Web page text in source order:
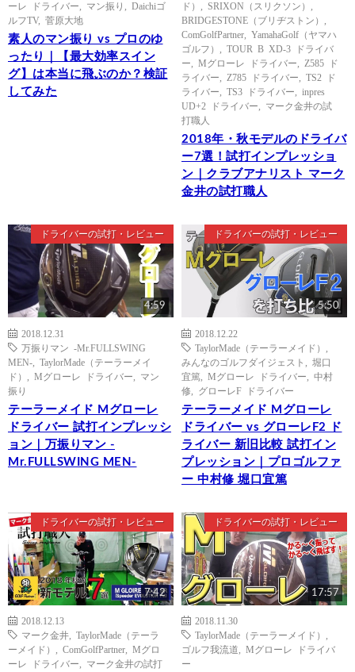
ーレ ドライバー マン振り
Daichiゴ
ルフTV, 菅原大地
素人のマン振り vs プロのゆ
ったり｜【最大効率スイン
グ】は本当に飛ぶのか？検証
してみた
ド） SRIXON（スリクソン）
BRIDGESTONE（ブリヂストン）
ComGolfPartner
YamahaGolf（ヤマハ
ゴルフ）
TOUR B XD-3 ドライバ
ー
Mグローレ ドライバー
Z585 ド
ライバー
Z785 ドライバー
TS2 ド
ライバー
TS3 ドライバー
inpres
UD+2 ドライバー
マーク金井の試
打職人
2018年・秋モデルのドライバ
ー7選！試打インプレッショ
ン｜クラブアナリスト マーク
金井の試打職人
ドライバーの試打・レビュー
4:59
2018.12.31
万振りマン -Mr.FULLSWING
MEN-
TaylorMade（テーラーメイ
ド）
Mグローレ ドライバー
マン
振り
テーラーメイド Mグローレ
ドライバー 試打インプレッシ
ョン｜万振りマン -
Mr.FULLSWING MEN-
ドライバーの試打・レビュー
5:50
2018.12.22
TaylorMade（テーラーメイド）
みんなのゴルフダイジェスト
堀口
宜篤
Mグローレ ドライバー
中村
修
グローレF ドライバー
テーラーメイド Mグローレ
ドライバー vs グローレF2 ド
ライバー 新旧比較 試打イン
プレッション｜プロゴルファ
ー 中村修 堀口宜篤
ドライバーの試打・レビュー
7:42
2018.12.13
マーク金井
TaylorMade（テーラ
ーメイド）
ComGolfPartner
Mグロ
ーレ ドライバー
マーク金井の試打
ドライバーの試打・レビュー
17:57
2018.11.30
TaylorMade（テーラーメイド）
ゴルフ我流道
Mグローレ ドライバ
ー